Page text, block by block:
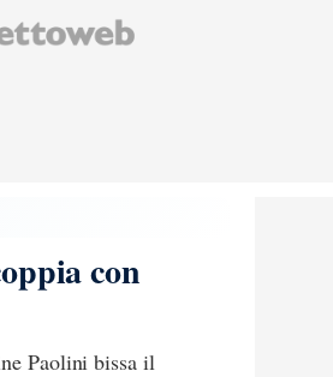
con
Paolini bissa il